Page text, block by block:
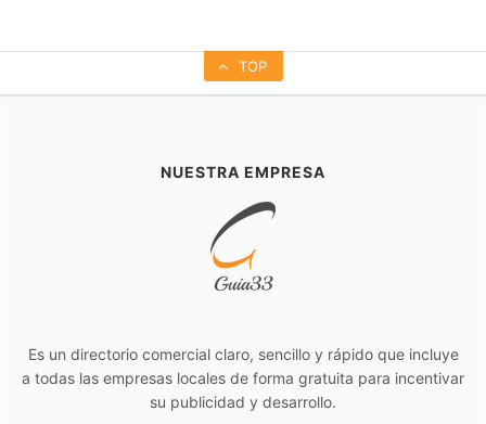
TOP
NUESTRA EMPRESA
Es un directorio comercial claro, sencillo y rápido que incluye
a todas las empresas locales de forma gratuita para incentivar
su publicidad y desarrollo.